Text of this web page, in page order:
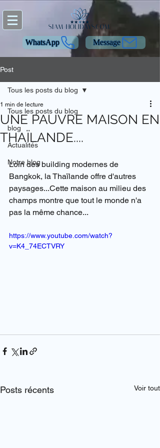
WhatsApp Message
Post
Tous les posts du blog
blog
Actualités
Notre blog
Tous les posts du blog
UNE PAUVRE MAISON EN
THAÏLANDE....
1 min de lecture
Loin des building modernes de
Bangkok, la Thaïlande offre d'autres
paysages...Cette maison au milieu des
champs montre que tout le monde n'a
pas la même chance...
https://www.youtube.com/watch?
v=K4_74ECTVRY
Posts récents Voir tout